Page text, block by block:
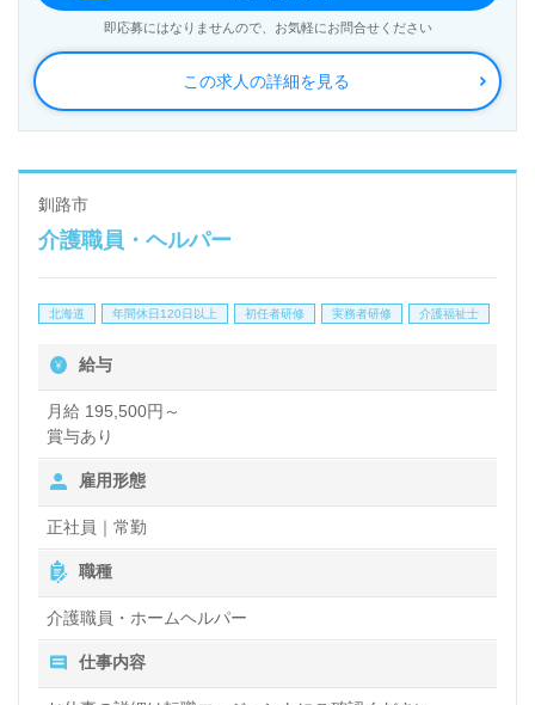
この求人の詳細を見る
即応募にはなりませんので、お気軽にお問合せください
釧路市
介護職員・ヘルパー
北海道 年間休日120日以上 初任者研修 実務者研修 介護福祉士
給与
月給 195,500円～
賞与あり
雇用形態
正社員｜常勤
職種
介護職員・ホームヘルパー
仕事内容